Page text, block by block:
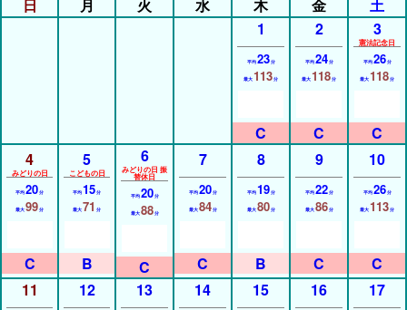
日 月 火 水 木 金
土
1
平均23分
最大 113分
2
平均24分
最大 118分
3
憲法記念日
平均26分
最大 118分
4
みどりの日
平均20分
最大99分
5
こどもの日
平均15分
最大71 分
6
みどりの日 振
替休日
平均20分
最大88分
7
平均20分
最大84分
8
平均19分
最大80分
9
平均22分
最大86分
10
平均26分
最大 113分
11 12 13 14 15 16 17